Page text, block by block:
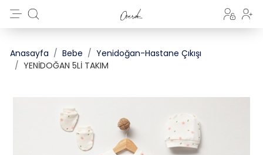
Anasayfa Bebe
Yenidoğan-Hastane Çıkışı
YENİDOĞAN 5Lİ TAKIM